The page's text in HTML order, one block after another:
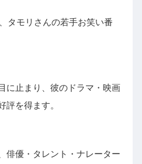
タモリさんの若手お笑い番
に止まり、彼のドラマ・映画
評を得ます。
俳優・タレント・ナレーター